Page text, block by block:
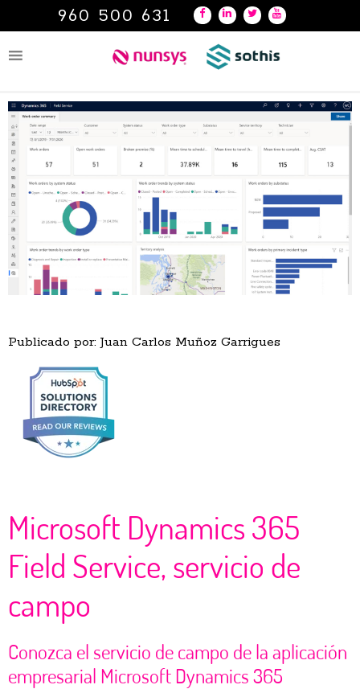
960 500 631
Publicado por: Juan Carlos Muñoz Garrigues
Microsoft Dynamics 365
Field Service, servicio de
campo
Conozca el servicio de campo de la aplicación
empresarial Microsoft Dynamics 365